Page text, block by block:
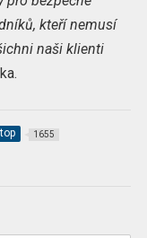
kteří nemusí
naši klienti
top 1655